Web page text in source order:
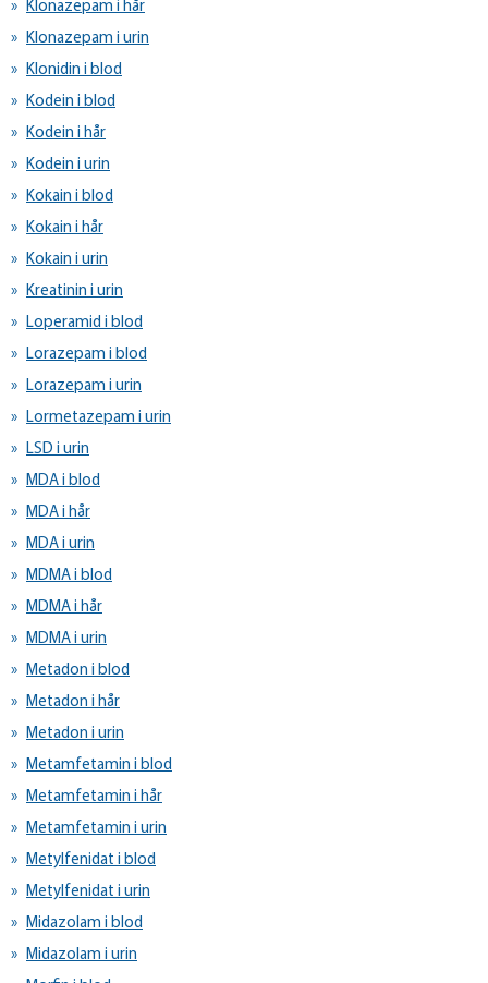
Klonazepam i hår
Klonazepam i urin
Klonidin i blod
Kodein i blod
Kodein i hår
Kodein i urin
Kokain i blod
Kokain i hår
Kokain i urin
Kreatinin i urin
Loperamid i blod
Lorazepam i blod
Lorazepam i urin
Lormetazepam i urin
LSD i urin
MDA i blod
MDA i hår
MDA i urin
MDMA i blod
MDMA i hår
MDMA i urin
Metadon i blod
Metadon i hår
Metadon i urin
Metamfetamin i blod
Metamfetamin i hår
Metamfetamin i urin
Metylfenidat i blod
Metylfenidat i urin
Midazolam i blod
Midazolam i urin